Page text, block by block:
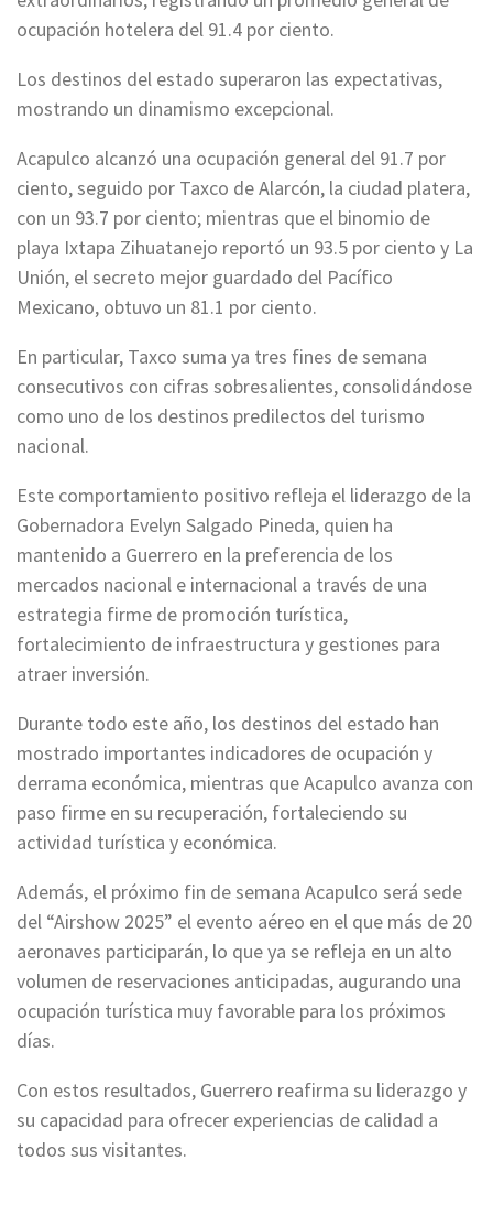
ocupación hotelera del 91.4 por ciento.
Los destinos del estado superaron las expectativas,
mostrando un dinamismo excepcional.
Acapulco alcanzó una ocupación general del 91.7 por
ciento, seguido por Taxco de Alarcón, la ciudad platera,
con un 93.7 por ciento; mientras que el binomio de
playa Ixtapa Zihuatanejo reportó un 93.5 por ciento y La
Unión, el secreto mejor guardado del Pacífico
Mexicano, obtuvo un 81.1 por ciento.
En particular, Taxco suma ya tres fines de semana
consecutivos con cifras sobresalientes, consolidándose
como uno de los destinos predilectos del turismo
nacional.
Este comportamiento positivo refleja el liderazgo de la
Gobernadora Evelyn Salgado Pineda, quien ha
mantenido a Guerrero en la preferencia de los
mercados nacional e internacional a través de una
estrategia firme de promoción turística,
fortalecimiento de infraestructura y gestiones para
atraer inversión.
Durante todo este año, los destinos del estado han
mostrado importantes indicadores de ocupación y
derrama económica, mientras que Acapulco avanza con
paso firme en su recuperación, fortaleciendo su
actividad turística y económica.
Además, el próximo fin de semana Acapulco será sede
del “Airshow 2025” el evento aéreo en el que más de 20
aeronaves participarán, lo que ya se refleja en un alto
volumen de reservaciones anticipadas, augurando una
ocupación turística muy favorable para los próximos
días.
Con estos resultados, Guerrero reafirma su liderazgo y
su capacidad para ofrecer experiencias de calidad a
todos sus visitantes.